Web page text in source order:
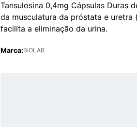
Tansulosina 0,4mg Cápsulas Duras
da musculatura da próstata e uretra
facilita a eliminação da urina.
Marca:BIOLAB